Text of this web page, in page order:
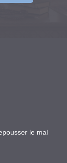
le mal